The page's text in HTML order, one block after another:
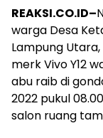
REAKSI.CO.ID–
warga Desa
Lampung
merk Vivo Y12
abu raib di
2022 pukul
salon ruang